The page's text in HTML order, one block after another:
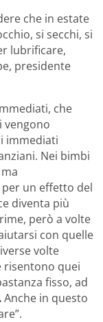
che in estate
si secchi, si
lubrificare,
presidente
che
vengono
immediati
Nei bimbi
per un effetto del
diventa più
però a volte
con quelle
volte
risentono quei
fisso, ad
Anche in questo